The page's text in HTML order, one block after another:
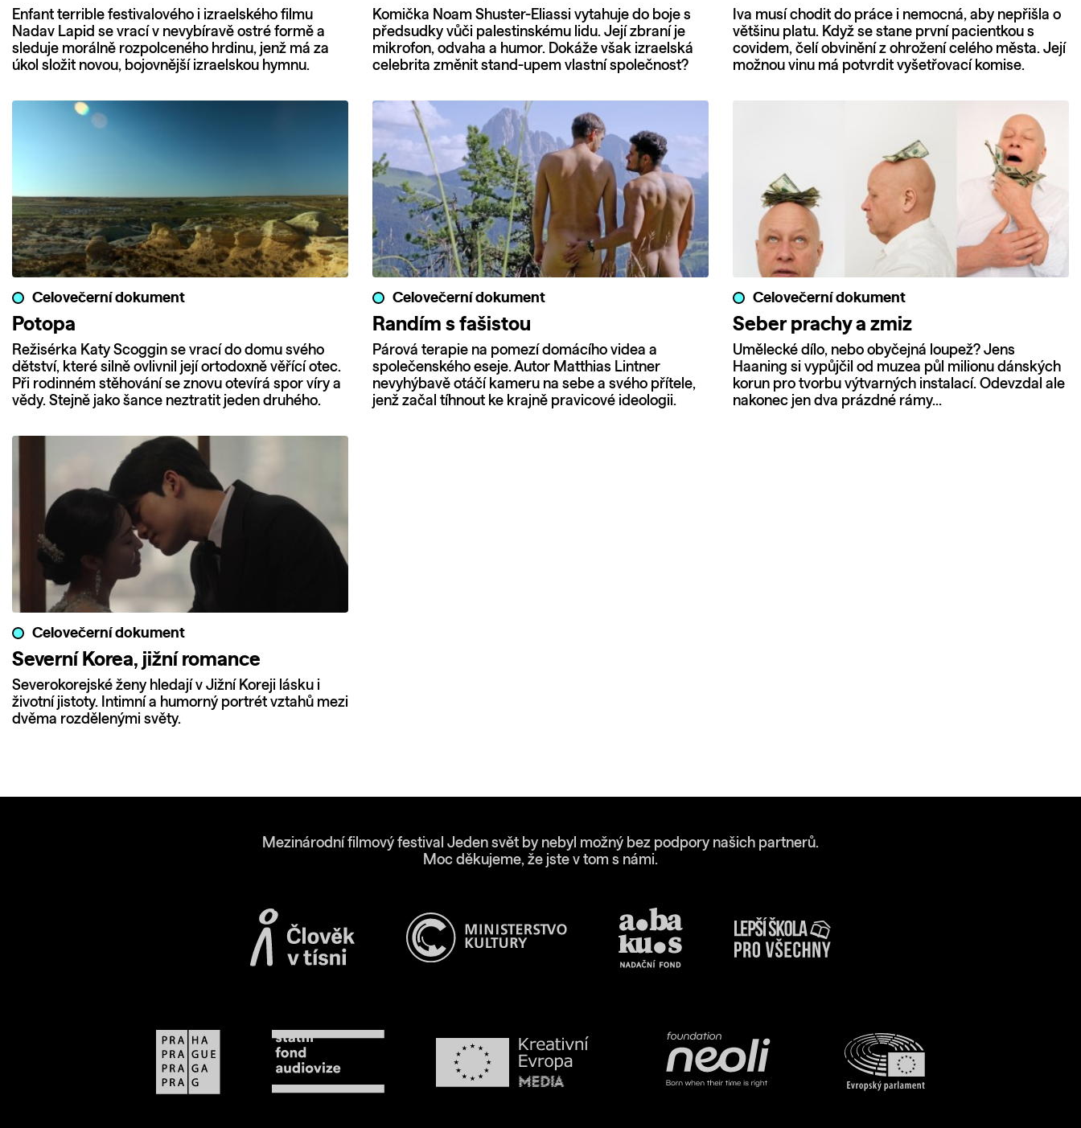
Enfant terrible festivalového i izraelského filmu
Nadav Lapid se vrací v nevybíravě ostré formě a
sleduje morálně rozpolceného hrdinu, jenž má za
úkol složit novou, bojovnější izraelskou hymnu.
Komička Noam Shuster-Eliassi vytahuje do boje s
předsudky vůči palestinskému lidu. Její zbraní je
mikrofon, odvaha a humor. Dokáže však izraelská
celebrita změnit stand-upem vlastní společnost?
Iva musí chodit do práce i nemocná, aby nepřišla o
většinu platu. Když se stane první pacientkou s
covidem, čelí obvinění z ohrožení celého města. Její
možnou vinu má potvrdit vyšetřovací komise.
Celovečerní dokument
Potopa
Režisérka Katy Scoggin se vrací do domu svého
dětství, které silně ovlivnil její ortodoxně věřící otec.
Při rodinném stěhování se znovu otevírá spor víry a
vědy. Stejně jako šance neztratit jeden druhého.
Celovečerní dokument
Randím s fašistou
Párová terapie na pomezí domácího videa a
společenského eseje. Autor Matthias Lintner
nevyhýbavě otáčí kameru na sebe a svého přítele,
jenž začal tíhnout ke krajně pravicové ideologii.
Celovečerní dokument
Seber prachy a zmiz
Umělecké dílo, nebo obyčejná loupež? Jens
Haaning si vypůjčil od muzea půl milionu dánských
korun pro tvorbu výtvarných instalací. Odevzdal ale
nakonec jen dva prázdné rámy…
Celovečerní dokument
Severní Korea, jižní romance
Severokorejské ženy hledají v Jižní Koreji lásku i
životní jistoty. Intimní a humorný portrét vztahů mezi
dvěma rozdělenými světy.
Mezinárodní filmový festival Jeden svět by nebyl možný bez podpory našich partnerů.
Moc děkujeme, že jste v tom s námi.